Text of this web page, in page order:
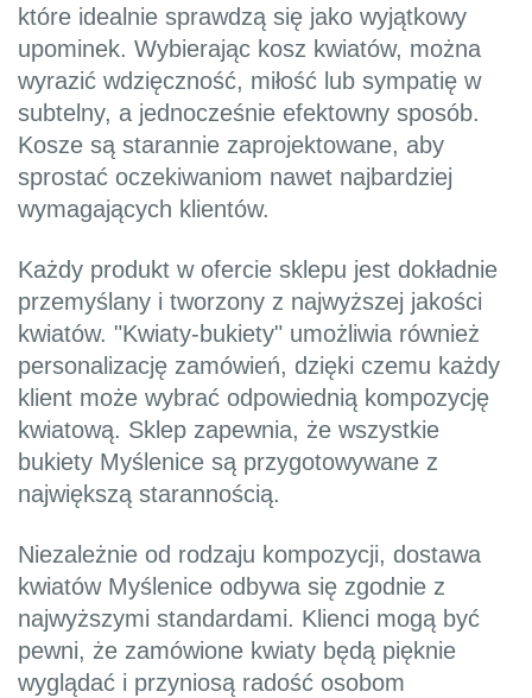
które idealnie sprawdzą się jako wyjątkowy
upominek. Wybierając kosz kwiatów, można
wyrazić wdzięczność, miłość lub sympatię w
subtelny, a jednocześnie efektowny sposób.
Kosze są starannie zaprojektowane, aby
sprostać oczekiwaniom nawet najbardziej
wymagających klientów.
Każdy produkt w ofercie sklepu jest dokładnie
przemyślany i tworzony z najwyższej jakości
kwiatów. "Kwiaty-bukiety" umożliwia również
personalizację zamówień, dzięki czemu każdy
klient może wybrać odpowiednią kompozycję
kwiatową. Sklep zapewnia, że wszystkie
bukiety Myślenice są przygotowywane z
największą starannością.
Niezależnie od rodzaju kompozycji, dostawa
kwiatów Myślenice odbywa się zgodnie z
najwyższymi standardami. Klienci mogą być
pewni, że zamówione kwiaty będą pięknie
wyglądać i przyniosą radość osobom